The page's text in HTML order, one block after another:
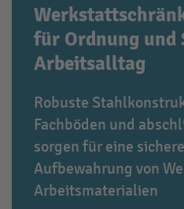
für Ordnung und
Arbeitsalltag
Robuste
Fachböden und
sorgen für eine
Aufbewahrung von
Arbeitsmaterialien